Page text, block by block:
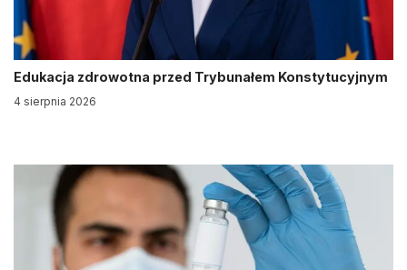
Edukacja zdrowotna przed Trybunałem Konstytucyjnym
4 sierpnia 2026